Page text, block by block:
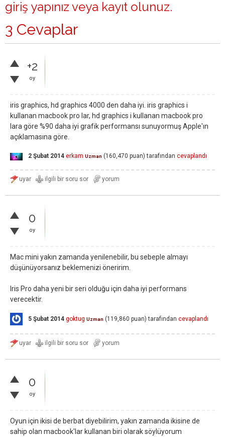
giriş yapınız veya kayıt olunuz.
3 Cevaplar
+2
oy
iris graphics, hd graphics 4000 den daha iyi. iris graphics i
kullanan macbook pro lar, hd graphics i kullanan macbook pro
lara göre %90 daha iyi grafik performansı sunuyormuş Apple'ın
açıklamasına göre.
2 Şubat 2014 erkam Uzman (160,470 puan) tarafından cevaplandı
0
oy
Mac mini yakın zamanda yenilenebilir, bu sebeple almayı
düşünüyorsanız beklemenizi öneririm.
Iris Pro daha yeni bir seri olduğu için daha iyi performans
verecektir.
5 Şubat 2014 goktug Uzman (119,860 puan) tarafından cevaplandı
0
oy
Oyun için ikisi de berbat diyebilirim, yakın zamanda ikisine de
sahip olan macbook'lar kullanan biri olarak söylüyorum